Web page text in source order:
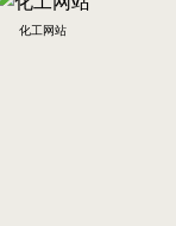
化工网站